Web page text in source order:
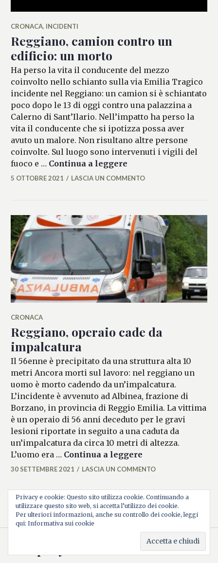
CRONACA, INCIDENTI
Reggiano, camion contro un
edificio: un morto
Ha perso la vita il conducente del mezzo
coinvolto nello schianto sulla via Emilia Tragico
incidente nel Reggiano: un camion si è schiantato
poco dopo le 13 di oggi contro una palazzina a
Calerno di Sant’Ilario. Nell’impatto ha perso la
vita il conducente che si ipotizza possa aver
avuto un malore. Non risultano altre persone
coinvolte. Sul luogo sono intervenuti i vigili del
fuoco e … Continua a leggere
ALESSIA
5 OTTOBRE 2021 LASCIA UN COMMENTO
CRONACA
Reggiano, operaio cade da
impalcatura
Il 56enne è precipitato da una struttura alta 10
metri Ancora morti sul lavoro: nel reggiano un
uomo è morto cadendo da un’impalcatura.
L’incidente è avvenuto ad Albinea, frazione di
Borzano, in provincia di Reggio Emilia. La vittima
è un operaio di 56 anni deceduto per le gravi
lesioni riportate in seguito a una caduta da
un’impalcatura da circa 10 metri di altezza.
L’uomo era … Continua a leggere
ALESSIA
30 SETTEMBRE 2021 LASCIA UN COMMENTO
BARRA
LATERALE
Privacy e cookie: Questo sito utilizza cookie. Continuando a
utilizzare questo sito web, si accetta l’utilizzo dei cookie.
Per ulteriori informazioni, anche su controllo dei cookie, leggi
qui: Informativa sui cookie